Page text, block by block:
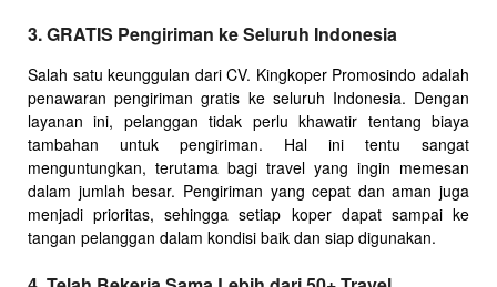
3. GRATIS Pengiriman ke Seluruh Indonesia
Salah satu keunggulan dari CV. Kingkoper Promosindo adalah
penawaran pengiriman gratis ke seluruh Indonesia. Dengan
layanan ini, pelanggan tidak perlu khawatir tentang biaya
tambahan untuk pengiriman. Hal ini tentu sangat
menguntungkan, terutama bagi travel yang ingin memesan
dalam jumlah besar. Pengiriman yang cepat dan aman juga
menjadi prioritas, sehingga setiap koper dapat sampai ke
tangan pelanggan dalam kondisi baik dan siap digunakan.